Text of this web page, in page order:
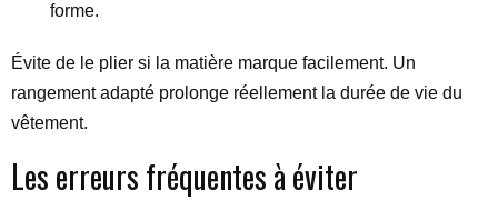
forme.
Évite de le plier si la matière marque facilement. Un
rangement adapté prolonge réellement la durée de vie du
vêtement.
Les erreurs fréquentes à éviter